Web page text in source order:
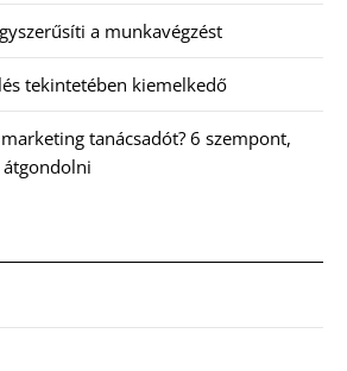
a munkavégzést
tekintetében kiemelkedő
tanácsadót? 6 szempont,